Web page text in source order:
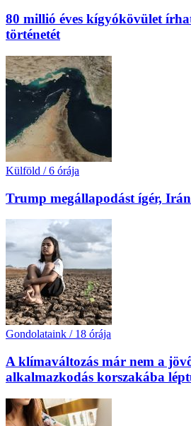
80 millió éves kígyókövület
történetét
Külföld / 6 órája
Trump megállapodást ígér,
Gondolataink / 18 órája
A klímaváltozás már nem a
alkalmazkodás korszakába